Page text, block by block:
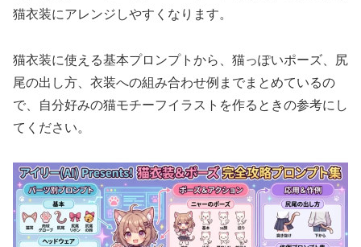
猫衣装にアレンジしやすくなります。
猫衣装に使える基本プロンプトから、猫っぽいポーズ、尻
尾の出し方、衣装への組み合わせ例までまとめているの
で、自分好みの猫モチーフイラストを作るときの参考にし
てください。